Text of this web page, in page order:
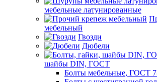
мебельные латунированные
мебельный
Гвозди
Дюбели
шайбы DIN, ГОСТ
Болты мебельные, ГОСТ